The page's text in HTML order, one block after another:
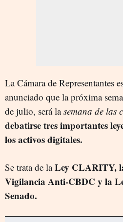
La Cámara de Representantes
anunciado que la próxima
de julio, será lasemana de las
debatirse tres importantes
los activos digitales.
Se trata de laLey CLARITY,
Vigilancia Anti-CBDC y la
Senado.